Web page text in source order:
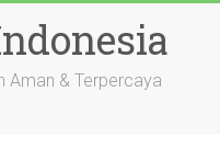
Aman & Terpercaya